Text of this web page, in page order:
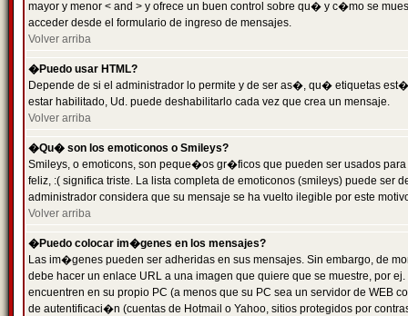
mayor y menor < and > y ofrece un buen control sobre qu� y c�mo se
acceder desde el formulario de ingreso de mensajes.
Volver arriba
�Puedo usar HTML?
Depende de si el administrador lo permite y de ser as�, qu� etiquetas
estar habilitado, Ud. puede deshabilitarlo cada vez que crea un mensaje.
Volver arriba
�Qu� son los emoticonos o Smileys?
Smileys, o emoticons, son peque�os gr�ficos que pueden ser usados
feliz, :( significa triste. La lista completa de emoticonos (smileys) puede
administrador considera que su mensaje se ha vuelto ilegible por este
Volver arriba
�Puedo colocar im�genes en los mensajes?
Las im�genes pueden ser adheridas en sus mensajes. Sin embargo, de
debe hacer un enlace URL a una imagen que quiere que se muestre, por
encuentren en su propio PC (a menos que su PC sea un servidor de
de autentificaci�n (cuentas de Hotmail o Yahoo, sitios protegidos por